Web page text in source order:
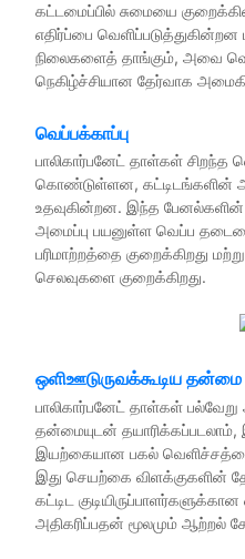
கட்டமைப்பில் சுமையை
எதிர்ப்பை
நிலைகளைத் தாங்கும், அவை
நெகிழ்ச்சியான தேர்வாக
வெப்பக்காப்பு
பாலிகார்பனேட் தாள்கள் சிறந்த
கொண்டுள்ளன, கட்டிடங்களின்
உதவுகின்றன. இந்த பேனல்களின்
அமைப்பு பயனுள்ள வெப்ப
பரிமாற்றத்தை குறைக்கிறது
செலவுகளை குறைக்கிறது.
ஒளிஊடுருவக்கூடிய தன்மை
பாலிகார்பனேட் தாள்கள்
தன்மையுடன் தயாரிக்கப்படலாம்,
இயற்கையான பகல் வெளிச்சத்தை
இது செயற்கை விளக்குகளின்
கட்டிட
அதிகரிப்பதன் மூலமும் ஆற்றல்